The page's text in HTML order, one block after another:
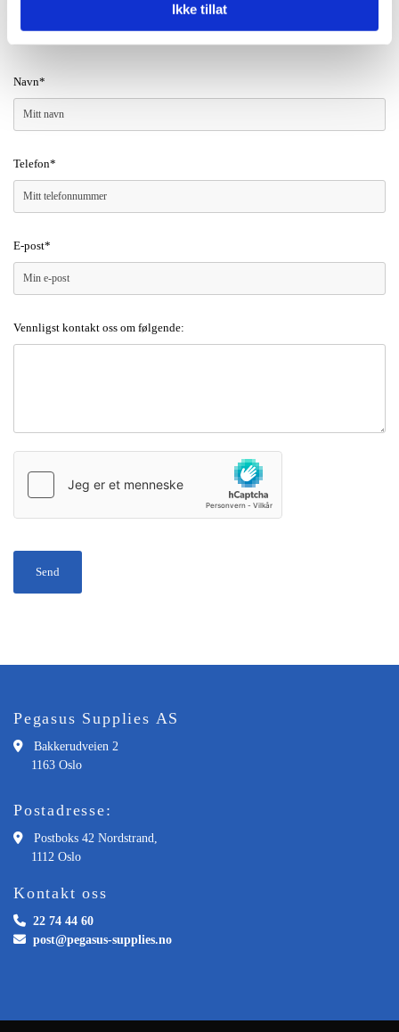
Ikke tillat
Navn*
Telefon*
E-post*
Vennligst kontakt oss om følgende:
Pegasus Supplies AS
 Bakkerudveien 2
1163 Oslo
Postadresse:
 Postboks 42 Nordstrand,
1112 Oslo
Kontakt oss
 22 74 44 60
 post@pegasus-supplies.no